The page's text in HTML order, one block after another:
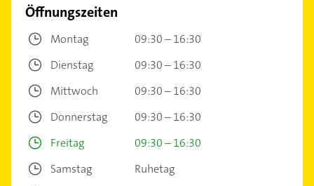
Öffnungszeiten
Montag
09:30 – 16:30
Dienstag
09:30 – 16:30
Mittwoch
09:30 – 16:30
Donnerstag
09:30 – 16:30
Freitag
09:30 – 16:30
Samstag
Ruhetag